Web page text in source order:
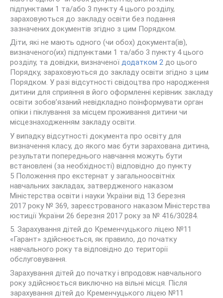
підпунктами 1 та/або 3 пункту 4 цього розділу,
зараховуються до закладу освіти без подання
зазначених документів згідно з цим Порядком.
Діти, які не мають одного (чи обох) документа(ів),
визначеного(их) підпунктами 1 та/або 3 пункту 4 цього
розділу, та довідки, визначеної додатком 2 до цього
Порядку, зараховуються до закладу освіти згідно з цим
Порядком. У разі відсутності свідоцтва про народження
дитини для сприяння в його оформленні керівник закладу
освіти зобов’язаний невідкладно поінформувати орган
опіки і піклування за місцем проживання дитини чи
місцезнаходженням закладу освіти.
У випадку відсутності документа про освіту для
визначення класу, до якого має бути зарахована дитина,
результати попереднього навчання можуть бути
встановлені (за необхідності) відповідно до пункту
5 Положення про екстернат у загальноосвітніх
навчальних закладах, затвердженого наказом
Міністерства освіти і науки України від 13 березня
2017 року № 369, зареєстрованого наказом Міністерства
юстиції України 26 березня 2017 року за № 416/30284.
5. Зарахування дітей до Кременчуцького ліцею №11
«Гарант» здійснюється, як правило, до початку
навчального року та відповідно до території
обслуговування.
Зарахування дітей до початку і впродовж навчального
року здійснюється виключно на вільні місця. Після
зарахування дітей до Кременчуцького ліцею №11